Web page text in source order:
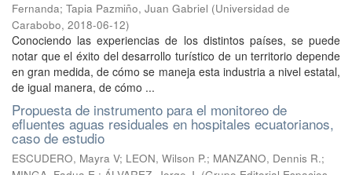
Fernanda; Tapia Pazmiño, Juan Gabriel (Universidad de
Carabobo, 2018-06-12)
Conociendo las experiencias de los distintos países, se puede
notar que el éxito del desarrollo turístico de un territorio depende
en gran medida, de cómo se maneja esta industria a nivel estatal,
de igual manera, de cómo ...
Propuesta de instrumento para el monitoreo de
efluentes aguas residuales en hospitales ecuatorianos,
caso de estudio
ESCUDERO, Mayra V; LEON, Wilson P.; MANZANO, Dennis R.;